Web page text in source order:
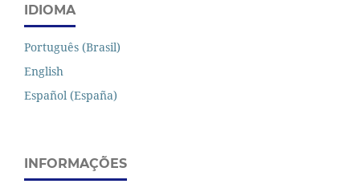
IDIOMA
Português (Brasil)
English
Español (España)
INFORMAÇÕES